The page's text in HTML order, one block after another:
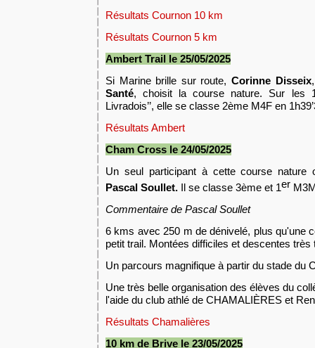
Résultats Cournon 10 km
Résultats Cournon 5 km
Ambert Trail le 25/05/2025
Si Marine brille sur route, Corinne Disseix
Santé, choisit la course nature. Sur les
Livradois’’, elle se classe 2ème M4F en
Résultats Ambert
Cham Cross le 24/05/2025
Un seul participant à cette course nature
Pascal Soullet. Il se classe 3ème et 1er
Commentaire de Pascal Soullet
6 kms avec 250 m de dénivelé, plus qu'une
petit trail. Montées difficiles et descentes très
Un parcours magnifique à partir du stade du
Une très belle organisation des élèves du
l'aide du club athlé de CHAMALIÈRES et
Résultats Chamalières
10 km de Brive le 23/05/2025